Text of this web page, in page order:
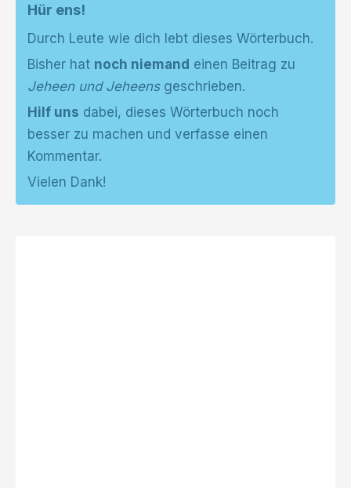
Hür ens!
Durch Leute wie dich lebt dieses Wörterbuch.
Bisher hat noch niemand einen Beitrag zu
Jeheen und Jeheensgeschrieben.
Hilf uns dabei, dieses Wörterbuch noch
besser zu machen und verfasse einen
Kommentar.
Vielen Dank!